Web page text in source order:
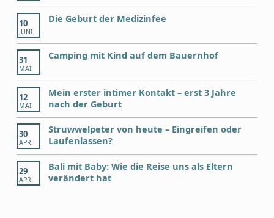
10
JUNI
Die Geburt der Medizinfee
31
MAI
Camping mit Kind auf dem Bauernhof
12
MAI
Mein erster intimer Kontakt – erst 3 Jahre
nach der Geburt
30
APR.
Struwwelpeter von heute – Eingreifen oder
Laufenlassen?
29
APR.
Bali mit Baby: Wie die Reise uns als Eltern
verändert hat